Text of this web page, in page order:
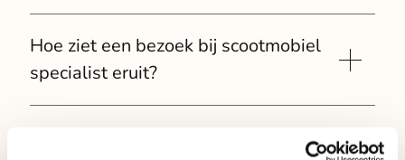
Hoe ziet een bezoek bij scootmobiel
specialist eruit?
onder het genot van een kop koffie, zodat wij
Moet ik een afspraak maken om een